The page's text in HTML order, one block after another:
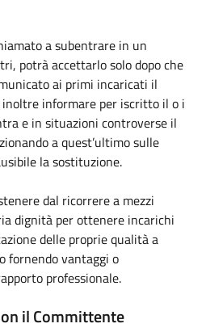
a subentrare in un
potrà accettarlo solo dopo che
ai primi incaricati il
informare per iscritto il o i
e in situazioni controverse il
a quest’ultimo sulle
la sostituzione.
dal ricorrere a mezzi
dignità per ottenere incarichi
delle proprie qualità a
fornendo vantaggi o
professionale.
il Committente